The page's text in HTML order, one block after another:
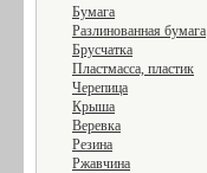
Бумага
Разлинованная бумага
Брусчатка
Пластмасса, пластик
Черепица
Крыша
Веревка
Резина
Ржавчина